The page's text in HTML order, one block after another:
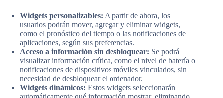
Widgets personalizables: A partir de ahora, los
usuarios podrán mover, agregar y eliminar widgets,
como el pronóstico del tiempo o las notificaciones de
aplicaciones, según sus preferencias.
Acceso a información sin desbloquear: Se podrá
visualizar información crítica, como el nivel de batería o
notificaciones de dispositivos móviles vinculados, sin
necesidad de desbloquear el ordenador.
Widgets dinámicos: Estos widgets seleccionarán